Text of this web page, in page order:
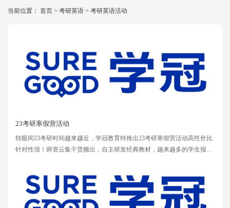
当前位置： 首页 > 考研英语 > 考研英语活动
23考研寒假营活动
转眼间23考研时间越来越近，学冠教育特推出23考研寒假营活动高性价比
针对性强！师资云集干货频出，自主研发经典教材，越来越多的学生报